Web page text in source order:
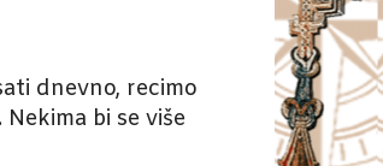
dnevno, recimo
bi se više